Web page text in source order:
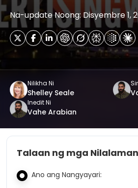
Na-update Noong: Disyembre 1,
Nilikha Ni
Shelley Seale
Inedit Ni
Vahe Arabian
Talaan ng mga Nilalaman
Ano ang Nangyayari: